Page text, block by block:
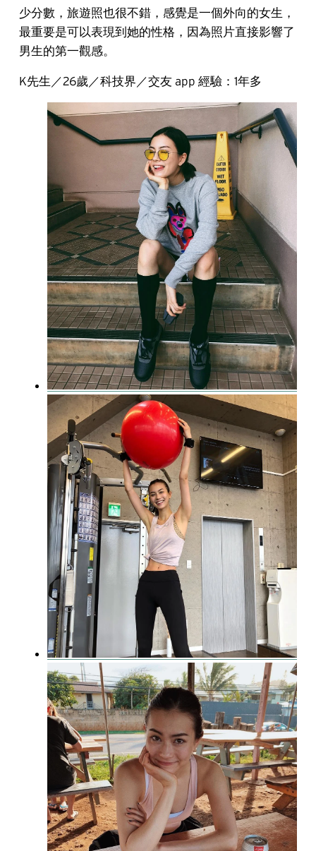
少分數，旅遊照也很不錯，感覺是一個外向的女生，
最重要是可以表現到她的性格，因為照片直接影響了
男生的第一觀感。
K先生／26歲／科技界／交友 app 經驗：1年多